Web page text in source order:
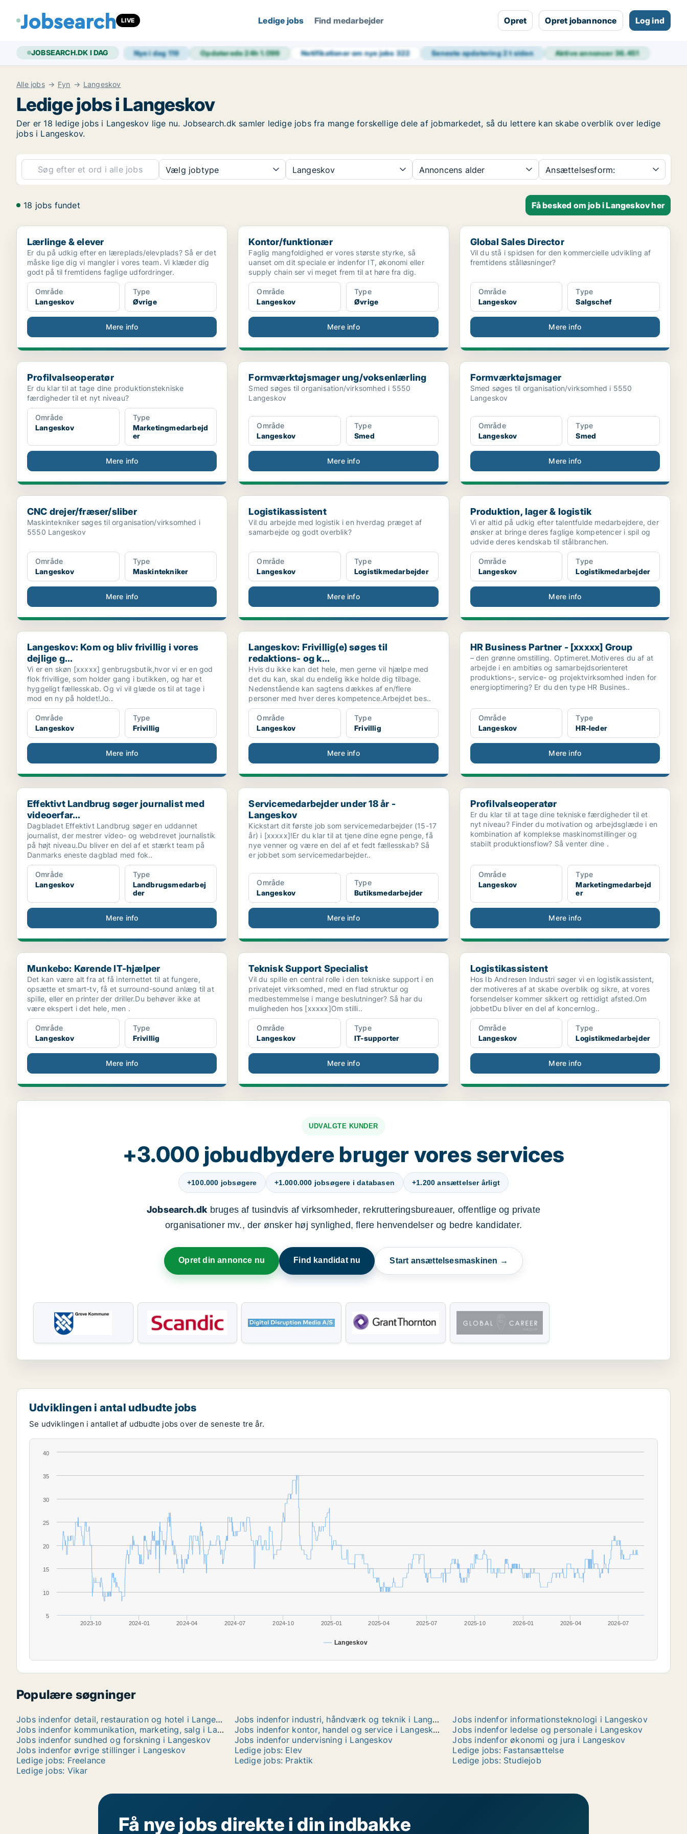
LIVE Ledige jobs Find medarbejder Opret Opret jobannonce Log ind
JOBSEARCH.DK I DAG Nye i dag119 Opdaterede 24h1.099 Notifikationer om nye jobs322 Seneste opdatering2 t siden Aktive annoncer36.451
Alle jobs Fyn Langeskov
Ledige jobs i Langeskov
Der er 18 ledige jobs i Langeskov lige nu. Jobsearch.dk samler ledige jobs fra mange forskellige dele af jobmarkedet, så du lettere kan skabe overblik over ledige
jobs i Langeskov.
Vælg jobtype Langeskov Annoncens alder Ansættelsesform:
18 jobs fundet Få besked om job i Langeskov her
Lærlinge & elever
Lærlinge & elever
Er du på udkig efter en læreplads/elevplads? Så er det
måske lige dig vi mangler i vores team. Vi klæder dig
godt på til fremtidens faglige udfordringer.
Område
Langeskov
Type
Øvrige
Mere info
Kontor/funktionær
Kontor/funktionær
Faglig mangfoldighed er vores største styrke, så
uanset om dit speciale er indenfor IT, økonomi eller
supply chain ser vi meget frem til at høre fra dig.
Område
Langeskov
Type
Øvrige
Mere info
Global Sales Director
Global Sales Director
Vil du stå i spidsen for den kommercielle udvikling af
fremtidens stålløsninger?
Område
Langeskov
Type
Salgschef
Mere info
Profilvalseoperatør
Profilvalseoperatør
Er du klar til at tage dine produktionstekniske
færdigheder til et nyt niveau?
Område
Langeskov
Type
Marketingmedarbejd
er
Mere info
Formværktøjsmager ung/voksenlærling
Formværktøjsmager ung/voksenlærling
Smed søges til organisation/virksomhed i 5550
Langeskov
Område
Langeskov
Type
Smed
Mere info
Formværktøjsmager
Formværktøjsmager
Smed søges til organisation/virksomhed i 5550
Langeskov
Område
Langeskov
Type
Smed
Mere info
CNC drejer/fræser/sliber
CNC drejer/fræser/sliber
Maskintekniker søges til organisation/virksomhed i
5550 Langeskov
Område
Langeskov
Type
Maskintekniker
Mere info
Logistikassistent
Logistikassistent
Vil du arbejde med logistik i en hverdag præget af
samarbejde og godt overblik?
Område
Langeskov
Type
Logistikmedarbejder
Mere info
Produktion, lager & logistik
Produktion, lager & logistik
Vi er altid på udkig efter talentfulde medarbejdere, der
ønsker at bringe deres faglige kompetencer i spil og
udvide deres kendskab til stålbranchen.
Område
Langeskov
Type
Logistikmedarbejder
Mere info
Langeskov: Kom og bliv frivillig i vores dejlige g...
Langeskov: Kom og bliv frivillig i vores
dejlige g...
Vi er en skøn [xxxxx] genbrugsbutik,hvor vi er en god
flok frivillige, som holder gang i butikken, og har et
hyggeligt fællesskab. Og vi vil glæde os til at tage i
mod en ny på holdet!Jo..
Område
Langeskov
Type
Frivillig
Mere info
Langeskov: Frivillig(e) søges til redaktions- og k...
Langeskov: Frivillig(e) søges til
redaktions- og k...
Hvis du ikke kan det hele, men gerne vil hjælpe med
det du kan, skal du endelig ikke holde dig tilbage.
Nedenstående kan sagtens dækkes af en/flere
personer med hver deres kompetence.Arbejdet bes..
Område
Langeskov
Type
Frivillig
Mere info
HR Business Partner - [xxxxx] Group
HR Business Partner - [xxxxx] Group
– den grønne omstilling. Optimeret.Motiveres du af at
arbejde i en ambitiøs og samarbejdsorienteret
produktions-, service- og projektvirksomhed inden for
energioptimering? Er du den type HR Busines..
Område
Langeskov
Type
HR-leder
Mere info
Effektivt Landbrug søger journalist med videoerfar...
Effektivt Landbrug søger journalist med
videoerfar...
Dagbladet Effektivt Landbrug søger en uddannet
journalist, der mestrer video- og webdrevet journalistik
på højt niveau.Du bliver en del af et stærkt team på
Danmarks eneste dagblad med fok..
Område
Langeskov
Type
Landbrugsmedarbej
der
Mere info
Servicemedarbejder under 18 år - Langeskov
Servicemedarbejder under 18 år -
Langeskov
Kickstart dit første job som servicemedarbejder (15-17
år) i [xxxxx]!Er du klar til at tjene dine egne penge, få
nye venner og være en del af et fedt fællesskab? Så
er jobbet som servicemedarbejder..
Område
Langeskov
Type
Butiksmedarbejder
Mere info
Profilvalseoperatør
Profilvalseoperatør
Er du klar til at tage dine tekniske færdigheder til et
nyt niveau? Finder du motivation og arbejdsglæde i en
kombination af komplekse maskinomstillinger og
stabilt produktionsflow? Så venter dine .
Område
Langeskov
Type
Marketingmedarbejd
er
Mere info
Munkebo: Kørende IT-hjælper
Munkebo: Kørende IT-hjælper
Det kan være alt fra at få internettet til at fungere,
opsætte et smart-tv, få et surround-sound anlæg til at
spille, eller en printer der driller.Du behøver ikke at
være ekspert i det hele, men .
Område
Langeskov
Type
Frivillig
Mere info
Teknisk Support Specialist
Teknisk Support Specialist
Vil du spille en central rolle i den tekniske support i en
privatejet virksomhed, med en flad struktur og
medbestemmelse i mange beslutninger? Så har du
muligheden hos [xxxxx]Om stilli..
Område
Langeskov
Type
IT-supporter
Mere info
Logistikassistent
Logistikassistent
Hos Ib Andresen Industri søger vi en logistikassistent,
der motiveres af at skabe overblik og sikre, at vores
forsendelser kommer sikkert og rettidigt afsted.Om
jobbetDu bliver en del af koncernlog..
Område
Langeskov
Type
Logistikmedarbejder
Mere info
UDVALGTE KUNDER
+3.000 jobudbydere bruger vores services
+100.000 jobsøgere +1.000.000 jobsøgere i databasen +1.200 ansættelser årligt
Jobsearch.dkbruges af tusindvis af virksomheder, rekrutteringsbureauer, offentlige og private
organisationer mv., der ønsker høj synlighed, flere henvendelser og bedre kandidater.
Opret din annonce nu Find kandidat nu Start ansættelsesmaskinen →
Udviklingen i antal udbudte jobs
Se udviklingen i antallet af udbudte jobs over de seneste tre år.
Langeskov
2023-10 2024-01 2024-04 2024-07 2024-10 2025-01 2025-04 2025-07 2025-10 2026-01 2026-04 2026-07
5
10
15
20
25
30
35
40
Populære søgninger
Jobs indenfor detail, restauration og hotel i Langeskov Jobs indenfor industri, håndværk og teknik i Langeskov
Jobs indenfor informationsteknologi i Langeskov
Jobs indenfor kommunikation, marketing, salg i Langeskov
Jobs indenfor kontor, handel og service i Langeskov
Jobs indenfor ledelse og personale i Langeskov
Jobs indenfor sundhed og forskning i Langeskov
Jobs indenfor undervisning i Langeskov
Jobs indenfor økonomi og jura i Langeskov
Jobs indenfor øvrige stillinger i Langeskov
Ledige jobs: Elev
Ledige jobs: Fastansættelse
Ledige jobs: Freelance
Ledige jobs: Praktik
Ledige jobs: Studiejob
Ledige jobs: Vikar
Få nye jobs direkte i din indbakke